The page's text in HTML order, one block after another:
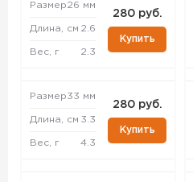
Размер26 мм
Длина, см 2.6
Вес, г 2.3
280 руб.
Купить
Размер33 мм
Длина, см 3.3
Вес, г 4.3
280 руб.
Купить